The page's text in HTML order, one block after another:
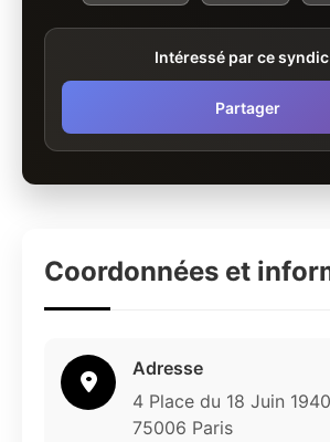
Intéressé par ce syndic
Partager
Coordonnées et
Adresse
4 Place du 18 Juin 1940
75006 Paris